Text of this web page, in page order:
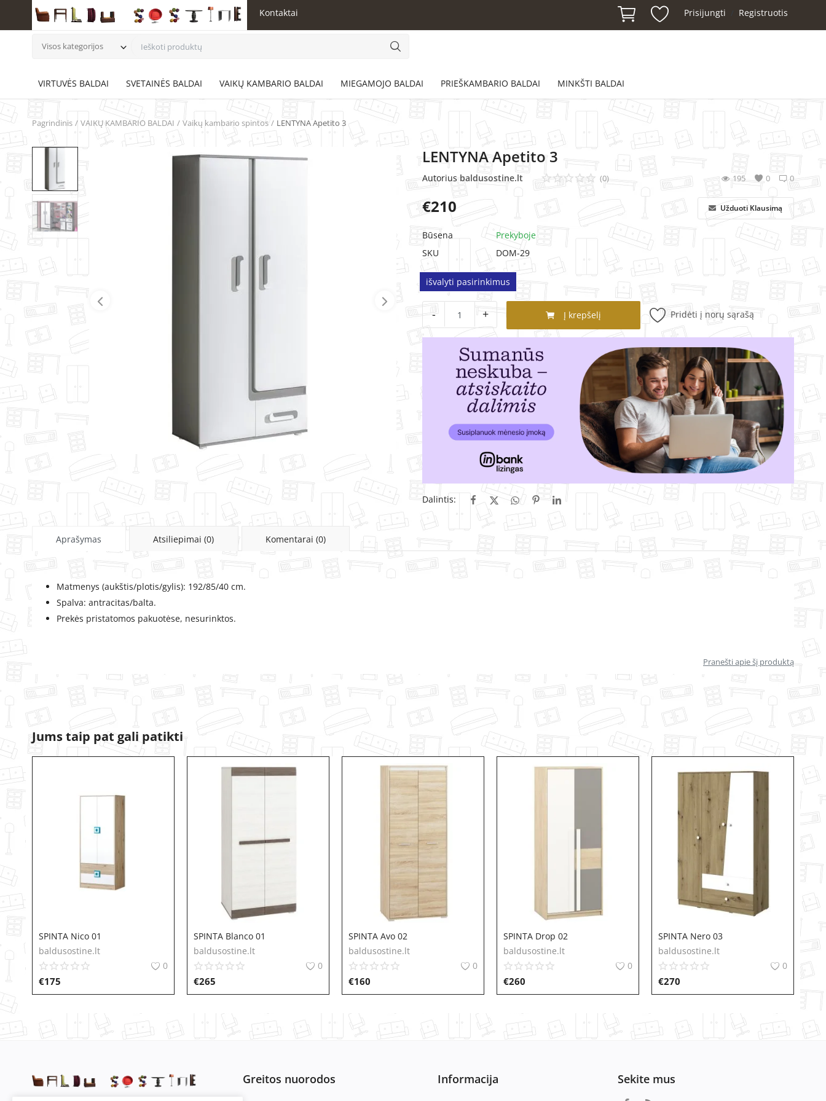
Kontaktai Prisijungti / Registruotis
Visos kategorijos
VIRTUVĖS BALDAI SVETAINĖS BALDAI VAIKŲ KAMBARIO BALDAI MIEGAMOJO BALDAI PRIEŠKAMBARIO BALDAI MINKŠTI BALDAI
Pagrindinis VAIKŲ KAMBARIO BALDAI Vaikų kambario spintos LENTYNA Apetito 3
LENTYNA Apetito 3
Autoriusbaldusostine.lt 0
(0) 0
195
€210 Užduoti Klausimą
Būsena
Prekyboje
SKU
DOM-29
išvalyti pasirinkimus
- + Į krepšelį Pridėti į norų sąrašą
Dalintis:
Aprašymas Atsiliepimai (0) Komentarai (0)
Matmenys (aukštis/plotis/gylis): 192/85/40 cm.
Spalva: antracitas/balta.
Prekės pristatomos pakuotėse, nesurinktos.
Pranešti apie šį produktą
Jums taip pat gali patikti
SPINTA Nico 01
baldusostine.lt
0
€175
SPINTA Blanco 01
baldusostine.lt
0
€265
SPINTA Avo 02
baldusostine.lt
0
€160
SPINTA Drop 02
baldusostine.lt
0
€260
SPINTA Nero 03
baldusostine.lt
0
€270
Greitos nuorodos Informacija Sekite mus